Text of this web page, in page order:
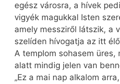
egész városra, a hívek
vigyék magukkal Isten
amely messziről látszik, a
szelíden hívogatja az itt
A templom sohasem üres,
alatt mindig jelen van
„Ez a mai nap alkalom